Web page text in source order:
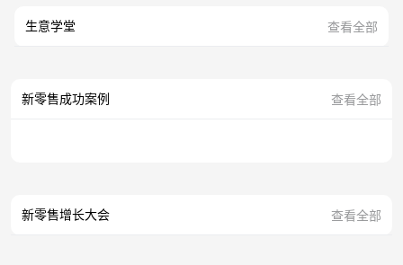
生意学堂 查看全部
新零售成功案例 查看全部
新零售增长大会 查看全部